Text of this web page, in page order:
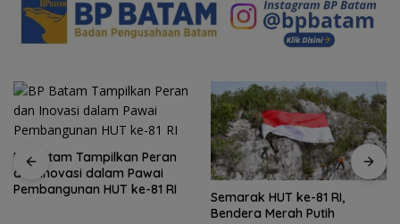
BP Batam Tampilkan Peran
dan Inovasi dalam Pawai
Pembangunan HUT ke-81 RI
Semarak HUT ke-81 RI,
Bendera Merah Putih